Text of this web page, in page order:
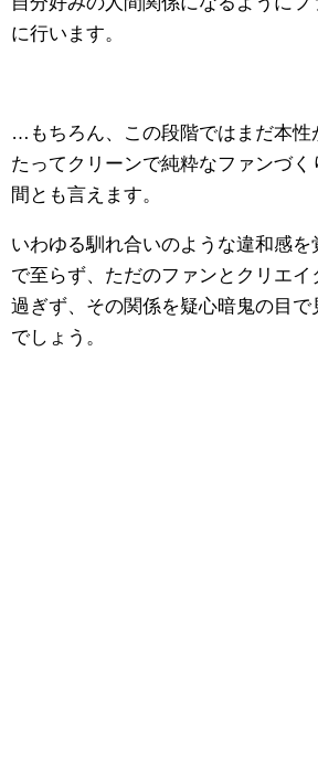
に行います。
…もちろん、この段階ではまだ本性
たってクリーンで純粋なファンづ
間とも言えます。
いわゆる馴れ合いのような違和感を
で至らず、ただのファンとクリエ
過ぎず、その関係を疑心暗鬼の目で
でしょう。